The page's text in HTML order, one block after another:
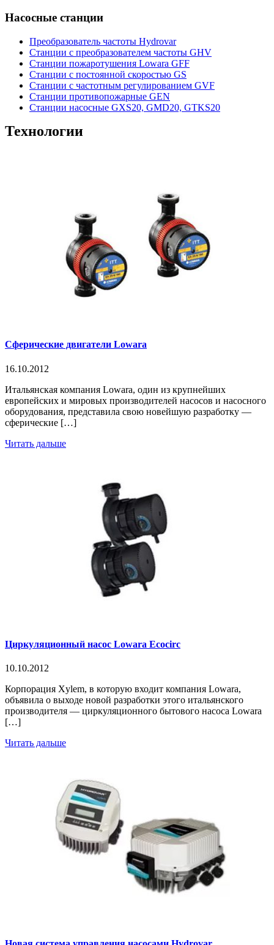
Насосные станции
Преобразователь частоты Hydrovar
Станции с преобразователем частоты GHV
Станции пожаротушения Lowara GFF
Станции с постоянной скоростью GS
Станции с частотным регулированием GVF
Станции противопожарные GEN
Станции насосные GXS20, GMD20, GTKS20
Технологии
Сферические двигатели Lowara
16.10.2012
Итальянская компания Lowara, один из крупнейших
европейских и мировых производителей насосов и насосного
оборудования, представила свою новейшую разработку —
сферические […]
Читать дальше
Циркуляционный насос Lowara Ecocirc
10.10.2012
Корпорация Xylem, в которую входит компания Lowara,
объявила о выходе новой разработки этого итальянского
производителя — циркуляционного бытового насоса Lowara
[…]
Читать дальше